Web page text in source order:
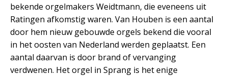
bekende orgelmakers Weidtmann, die eveneens uit
Ratingen afkomstig waren. Van Houben is een aantal
door hem nieuw gebouwde orgels bekend die vooral
in het oosten van Nederland werden geplaatst. Een
aantal daarvan is door brand of vervanging
verdwenen. Het orgel in Sprang is het enige